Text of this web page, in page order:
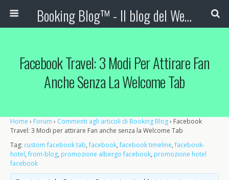
Booking Blog™ - Il blog del Web Marketing Turistico
Facebook Travel: 3 Modi Per Attirare Fan
Anche Senza La Welcome Tab
Home › Forum › Commenti agli articoli di Booking Blog› Facebook
Travel: 3 Modi per attirare Fan anche senza la Welcome Tab
Tag: custom facebook tab,facebook,facebook timeline,facebook-
hotel,from-blog, promozione albergo facebook, promozione hotel
facebook